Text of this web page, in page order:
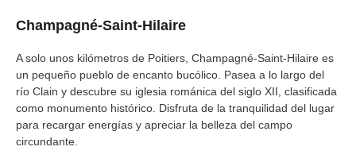
Champagné-Saint-Hilaire
A solo unos kilómetros de Poitiers, Champagné-Saint-Hilaire es
un pequeño pueblo de encanto bucólico. Pasea a lo largo del
río Clain y descubre su iglesia románica del siglo XII, clasificada
como monumento histórico. Disfruta de la tranquilidad del lugar
para recargar energías y apreciar la belleza del campo
circundante.